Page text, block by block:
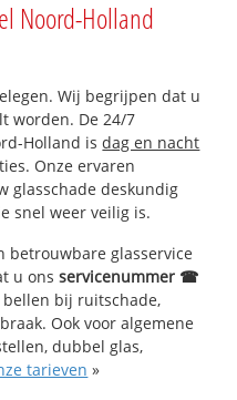
Noord-Holland
Wij begrijpen dat u
worden. De 24/7
Holland isdag en nacht
Onze ervaren
glasschade deskundig
snel weer veilig is.
betrouwbare glasservice
u onsservicenummer ☎
bij ruitschade,
Ook voor algemene
dubbel glas,
tarieven »